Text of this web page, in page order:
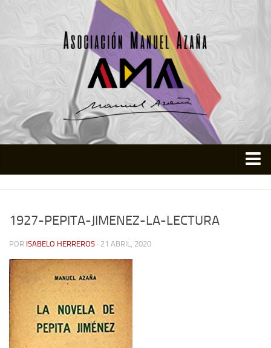
Actividades
Colabora
Contacto
Memoria Histórica
Investigación previa de la represión en Talavera de la Reina (1937-
1927-PEPITA-JIMENEZ-LA-LECTURA
POR ISABELO HERREROS · 21 ABRIL, 2020